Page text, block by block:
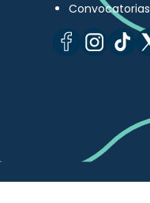
Convocatorias